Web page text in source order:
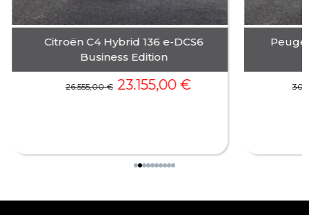
Citroën C4 Hybrid 136 e-DCS6
Business Edition
26.555,00€ 23.155,00 €